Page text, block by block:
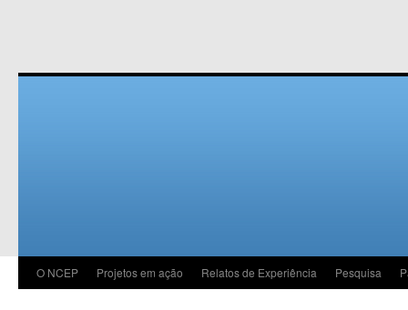
O NCEP Projetos em ação Relatos de Experiência Pesquisa